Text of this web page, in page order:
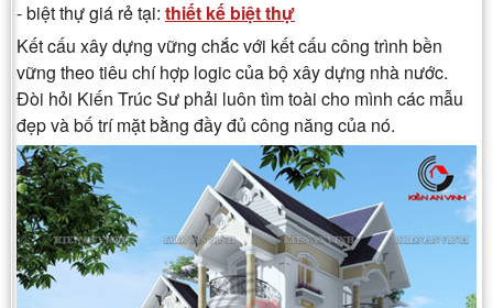
- biệt thự giá rẻ tại: thiết kế biệt thự
Kết cấu xây dựng vững chắc với kết cấu công trình bền
vững theo tiêu chí hợp logic của bộ xây dựng nhà nước.
Đòi hỏi Kiến Trúc Sư phải luôn tìm toài cho mình các mẫu
đẹp và bố trí mặt bằng đầy đủ công năng của nó.